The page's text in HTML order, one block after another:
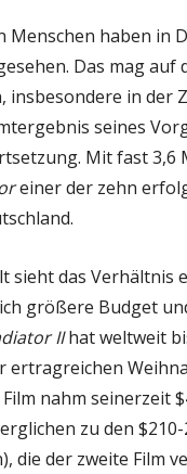
Menschen haben in
Das mag auf
insbesondere in der
seines
Mit fast
einer der zehn
sieht das Verhältnis
größere Budget
IIhat weltweit
ertragreichen
nahm seinerzeit
zu den
die der zweite Film